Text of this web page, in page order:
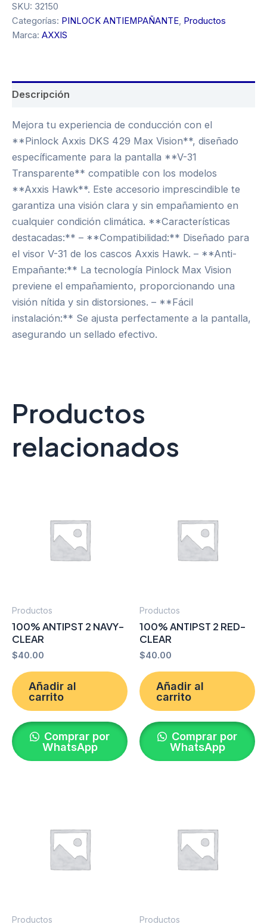
SKU: 32150
Categorías: PINLOCK ANTIEMPAÑANTE, Productos
Marca: AXXIS
Descripción
Mejora tu experiencia de conducción con el
**Pinlock Axxis DKS 429 Max Vision**, diseñado
específicamente para la pantalla **V-31
Transparente** compatible con los modelos
**Axxis Hawk**. Este accesorio imprescindible te
garantiza una visión clara y sin empañamiento en
cualquier condición climática. **Características
destacadas:** – **Compatibilidad:** Diseñado para
el visor V-31 de los cascos Axxis Hawk. – **Anti-
Empañante:** La tecnología Pinlock Max Vision
previene el empañamiento, proporcionando una
visión nítida y sin distorsiones. – **Fácil
instalación:** Se ajusta perfectamente a la pantalla,
asegurando un sellado efectivo.
Productos
relacionados
Productos
100% ANTIPST 2 NAVY-
CLEAR
$40.00
Añadir al
carrito
Comprar por
WhatsApp
Productos
100% ANTIPST 2 RED-
CLEAR
$40.00
Añadir al
carrito
Comprar por
WhatsApp
Productos Productos